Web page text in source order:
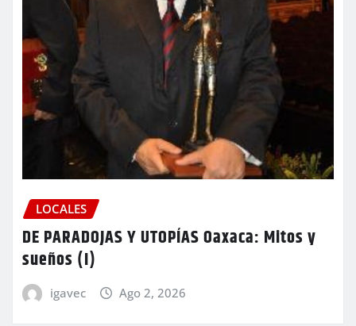
LOCALES
DE PARADOJAS Y UTOPÍAS Oaxaca: Mitos y
sueños (I)
igavec Ago 2, 2026